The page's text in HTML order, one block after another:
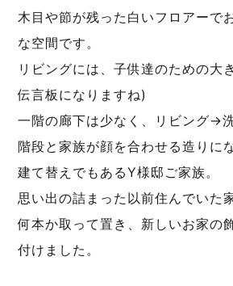
木目や節が残った白いフロアーで
な空間です。
リビングには、子供達のための
伝言板になりますね)
一階の廊下は少なく、リビング→
階段と家族が顔を合わせる造りに
建て替えでもあるY様邸ご家族。
思い出の詰まった以前住んでいた
何本か取って置き、新しいお家の
付けました。